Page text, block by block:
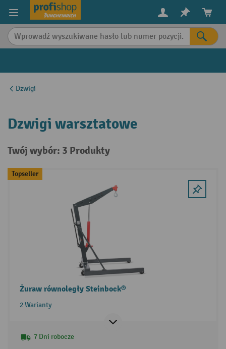
content
Dzwigi
Dzwigi warsztatowe
Twój wybór: 3 Produkty
Topseller
Żuraw równoległy Steinbock®
2 Warianty
7 Dni robocze